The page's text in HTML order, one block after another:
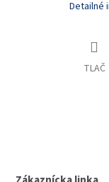
Detailné
TLAČ